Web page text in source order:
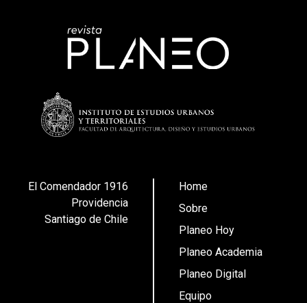
El Comendador 1916
Providencia
Santiago de Chile
Home
Sobre
Planeo Hoy
Planeo Academia
Planeo Digital
Equipo